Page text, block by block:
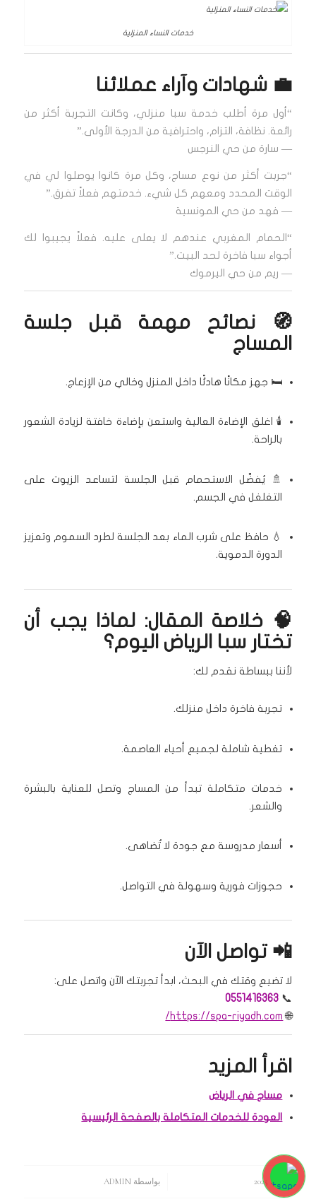
خدمات النساء المنزلية
💼 شهادات وآراء عملائنا
“أول مرة أطلب خدمة سبا منزلي، وكانت التجربة أكثر من
رائعة. نظافة، التزام، واحترافية من الدرجة الأولى.”
— سارة من حي النرجس
“جربت أكثر من نوع مساج، وكل مرة كانوا يوصلوا لي في
الوقت المحدد ومعهم كل شيء. خدمتهم فعلاً تفرق.”
— فهد من حي المونسية
“الحمام المغربي عندهم لا يعلى عليه. فعلاً يجيبوا لك
أجواء سبا فاخرة لحد البيت.”
— ريم من حي اليرموك
🧭 نصائح مهمة قبل جلسة
المساج
🛏️ جهز مكانًا هادئًا داخل المنزل وخالي من الإزعاج.
🕯️ اغلق الإضاءة العالية واستعن بإضاءة خافتة لزيادة الشعور
بالراحة.
🚿 يُفضَّل الاستحمام قبل الجلسة لتساعد الزيوت على
التغلغل في الجسم.
💧 حافظ على شرب الماء بعد الجلسة لطرد السموم وتعزيز
الدورة الدموية.
🧠 خلاصة المقال: لماذا يجب أن
تختار سبا الرياض اليوم؟
لأننا ببساطة نقدم لك:
تجربة فاخرة داخل منزلك.
تغطية شاملة لجميع أحياء العاصمة.
خدمات متكاملة تبدأ من المساج وتصل للعناية بالبشرة
والشعر.
أسعار مدروسة مع جودة لا تُضاهى.
حجوزات فورية وسهولة في التواصل.
📲 تواصل الآن
لا تضيع وقتك في البحث، ابدأ تجربتك الآن واتصل على:
📞
0551416363
🌐
https://spa-riyadh.com/
اقرأ المزيد
مساج في الرياض
العودة للخدمات المتكاملة بالصفحة الرئيسية
بواسطةADMIN